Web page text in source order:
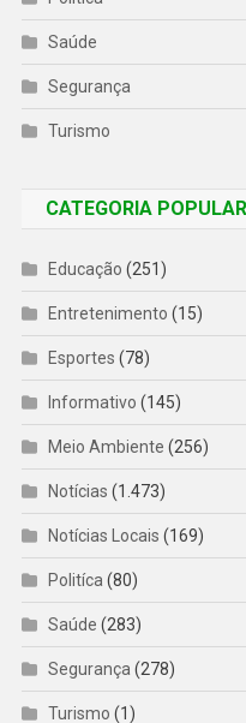
Saúde
Segurança
Turismo
CATEGORIA POPULAR
Educação (251)
Entretenimento (15)
Esportes (78)
Informativo (145)
Meio Ambiente (256)
Notícias (1.473)
Notícias Locais (169)
Politíca (80)
Saúde (283)
Segurança (278)
Turismo (1)